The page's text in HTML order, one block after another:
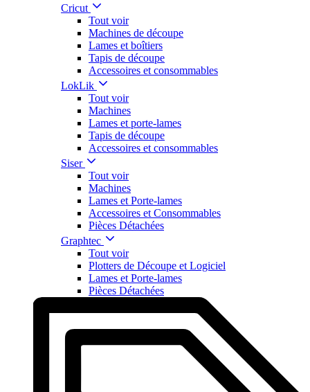
Cricut
Tout voir
Machines de découpe
Lames et boîtiers
Tapis de découpe
Accessoires et consommables
LokLik
Tout voir
Machines
Lames et porte-lames
Tapis de découpe
Accessoires et consommables
Siser
Tout voir
Machines
Lames et Porte-lames
Accessoires et Consommables
Pièces Détachées
Graphtec
Tout voir
Plotters de Découpe et Logiciel
Lames et Porte-lames
Pièces Détachées